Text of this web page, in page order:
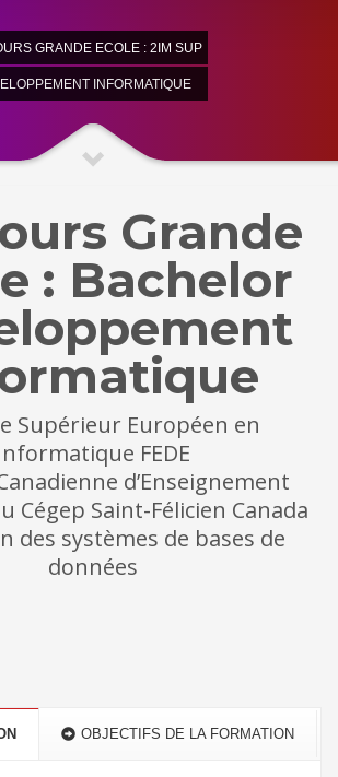
GRANDE ECOLE : 2IM SUP
INFORMATIQUE
Grande
: Bachelor
Supérieur Européen en
FEDE
d’Enseignement
Cégep Saint-Félicien Canada
des systèmes de bases de
données
OBJECTIFS DE LA FORMATION